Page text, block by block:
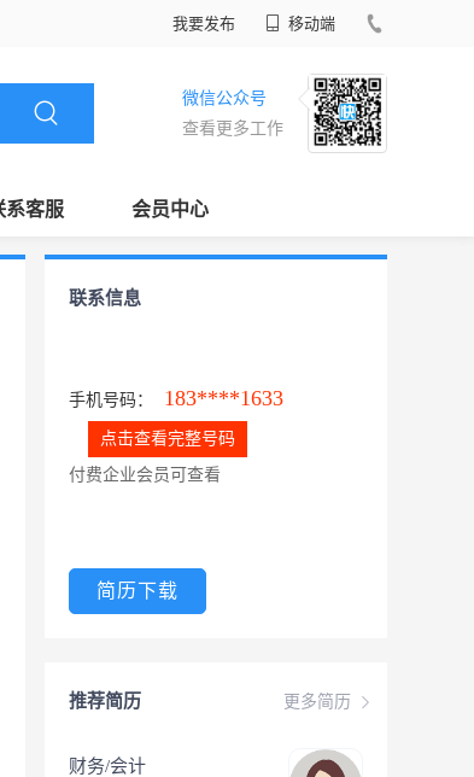
我要发布 移动端
微信公众号
查看更多工作
系客服 会员中心
联系信息
手机号码： 183****1633
点击查看完整号码
付费企业会员可查看
简历下载
更多简历
推荐简历
财务/会计